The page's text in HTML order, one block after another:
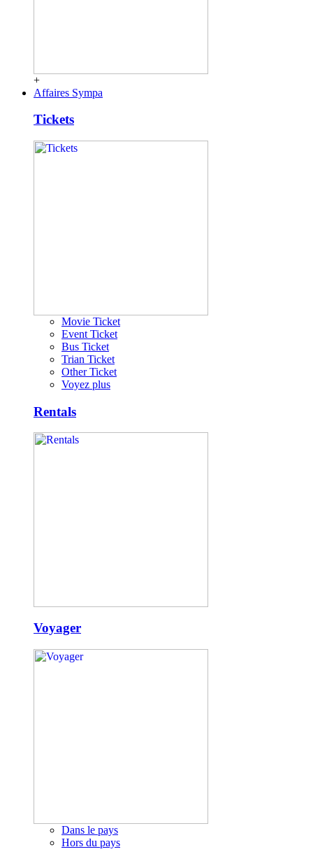
+
Affaires Sympa
Tickets
Movie Ticket
Event Ticket
Bus Ticket
Trian Ticket
Other Ticket
Voyez plus
Rentals
Voyager
Dans le pays
Hors du pays